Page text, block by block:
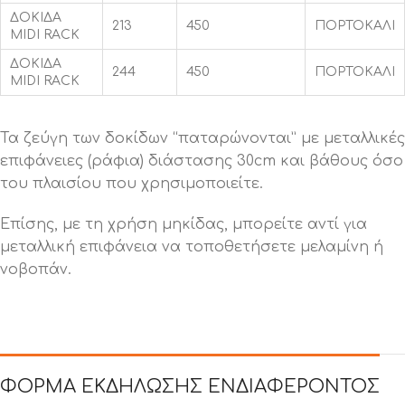
ΔΟΚΙΔΑ
MIDI RACK
213 450 ΠΟΡΤΟΚΑΛΙ
ΔΟΚΙΔΑ
MIDI RACK
244 450 ΠΟΡΤΟΚΑΛΙ
Τα ζεύγη των δοκίδων “παταρώνονται” με μεταλλικές
επιφάνειες (ράφια) διάστασης 30cm και βάθους όσο
του πλαισίου που χρησιμοποιείτε.
Επίσης, με τη χρήση μηκίδας, μπορείτε αντί για
μεταλλική επιφάνεια να τοποθετήσετε μελαμίνη ή
νοβοπάν.
ΦΟΡΜΑ ΕΚΔΗΛΩΣΗΣ ΕΝΔΙΑΦΕΡΟΝΤΟΣ